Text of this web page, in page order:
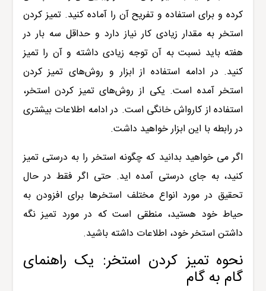
کرده و برای استفاده و تفریح آن را آماده کنید. تمیز کردن
استخر به مقدار زیادی کار نیاز دارد و حداقل سه بار در
هفته باید نسبت به آن توجه زیادی داشته و آن را تمیز
کنید. در ادامه استفاده از ابزار و روش‌های تمیز کردن
استخر آمده است. یکی از روش‌های تمیز کردن استخر،
استفاده از کارواش خانگی است. در ادامه اطلاعات بیشتری
در رابطه با این ابزار خواهید داشت.
اگر می خواهید بدانید که چگونه استخر را به درستی تمیز
کنید، به جای درستی آمده اید. حتی اگر فقط در حال
تحقیق در مورد انواع مختلف استخرها برای افزودن به
حیاط خود هستید، منطقی است که در مورد تمیز نگه
داشتن استخر خود، اطلاعات داشته باشید.
نحوه تمیز کردن استخر: یک راهنمای
گام به گام